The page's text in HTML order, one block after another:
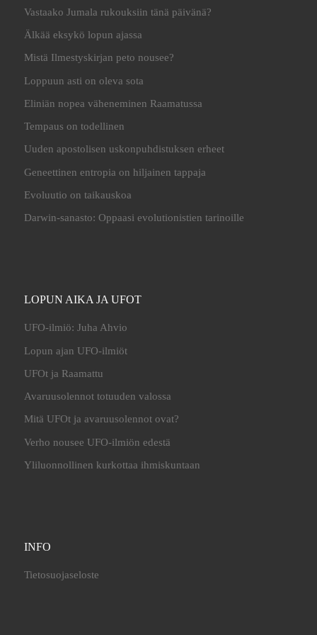
Vastaako Jumala rukouksiin tänä päivänä?
Älkää eksykö lopun ajassa
Mistä Ilmestyskirjan peto nousee?
Loppuun asti on oleva sota
Eliniän nopea väheneminen Raamatussa
Tempaus on todellinen
Uuden apostolisen uskonpuhdistuksen erheet
Geneettinen entropia on hiljainen tappaja
Evoluutio on taikauskoa
Darwin-sanasto: Oppaasi evolutionistien tarinoille
LOPUN AIKA JA UFOT
UFO-ilmiö: Juha Ahvio
Lopun ajan UFO-ilmiöt
UFOt ja Raamattu
Avaruusolennot totuuden valossa
Mitä UFOt ja avaruusolennot ovat?
Verho nousee UFO-ilmiön edestä
Yliluonnollinen kurkottaa ihmiskuntaan
INFO
Tietosuojaseloste